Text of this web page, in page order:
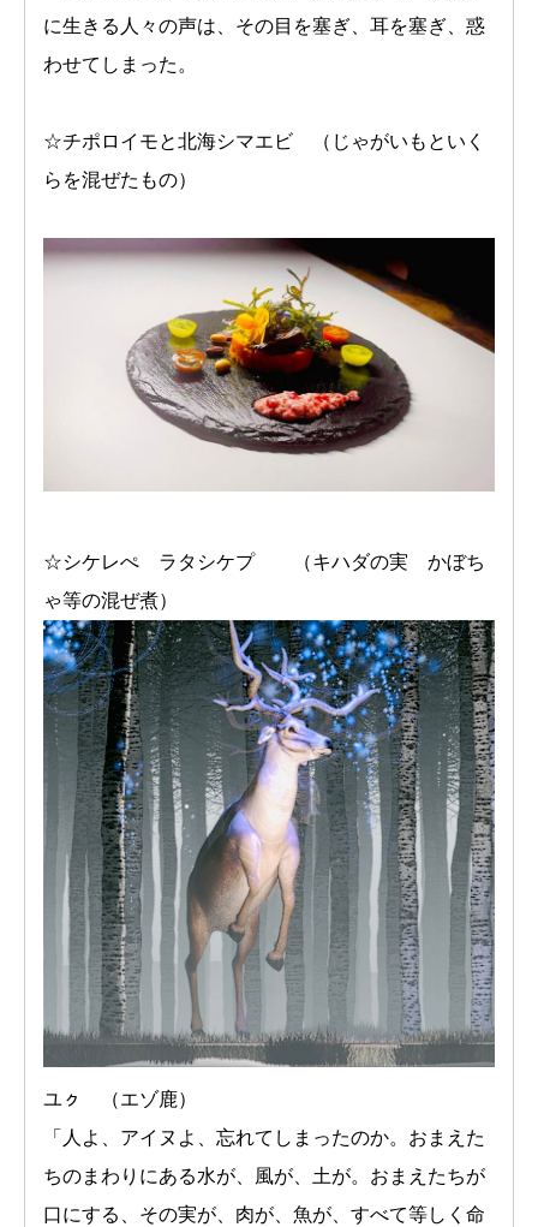
に生きる人々の声は、その目を塞ぎ、耳を塞ぎ、惑
わせてしまった。
☆チポロイモと北海シマエビ （じゃがいもといく
らを混ぜたもの）
☆シケレぺ ラタシケプ （キハダの実 かぼち
ゃ等の混ぜ煮）
ユㇰ （エゾ鹿）
「人よ、アイヌよ、忘れてしまったのか。おまえた
ちのまわりにある水が、風が、土が。おまえたちが
口にする、その実が、肉が、魚が、すべて等しく命